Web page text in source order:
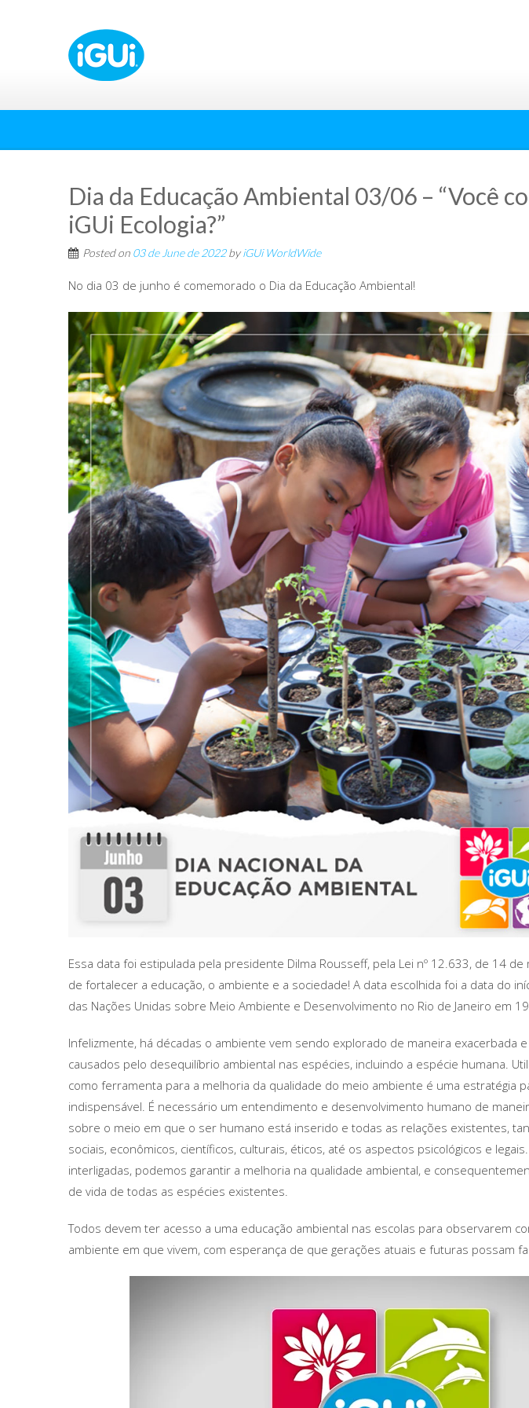
Dia da Educação Ambiental 03/06 – “Você
iGUi Ecologia?”
Posted on 03 de June de 2022byiGUi WorldWide
No dia 03 de junho é comemorado o Dia da Educação Ambiental!
Essa data foi estipulada pela presidente Dilma Rousseff, pela Lei nº 12.633, de 14
de fortalecer a educação, o ambiente e a sociedade! A data escolhida foi a data do
das Nações Unidas sobre Meio Ambiente e Desenvolvimento no Rio de Janeiro em
Infelizmente, há décadas o ambiente vem sendo explorado de maneira exacerbada
causados pelo desequilíbrio ambiental nas espécies, incluindo a espécie humana.
como ferramenta para a melhoria da qualidade do meio ambiente é uma estratégia
indispensável. É necessário um entendimento e desenvolvimento humano de
sobre o meio em que o ser humano está inserido e todas as relações existentes,
sociais, econômicos, científicos, culturais, éticos, até os aspectos psicológicos e
interligadas, podemos garantir a melhoria na qualidade ambiental, e
de vida de todas as espécies existentes.
Todos devem ter acesso a uma educação ambiental nas escolas para observarem
ambiente em que vivem, com esperança de que gerações atuais e futuras possam